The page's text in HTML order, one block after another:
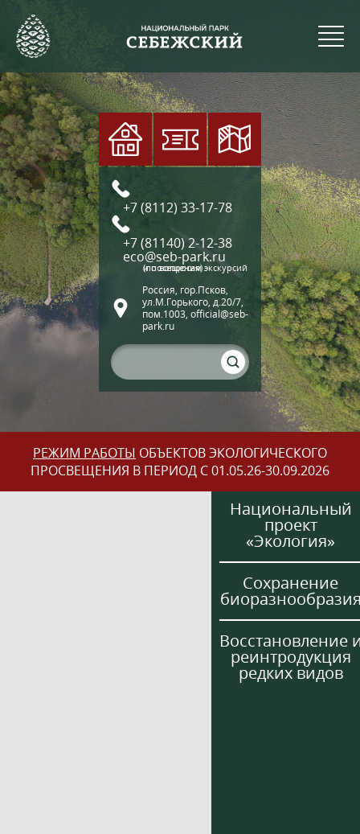
+7 (8112) 33-17-78
+7 (81140) 2-12-38
eco@seb-park.ru
(по вопросам экскурсий и посещения)
Россия, гор.Псков,
ул.М.Горького, д.20/7,
пом.1003, official@seb-
park.ru
РЕЖИМ РАБОТЫ ОБЪЕКТОВ ЭКОЛОГИЧЕСКОГО
ПРОСВЕЩЕНИЯ В ПЕРИОД С 01.05.26-30.09.2026
Национальный
проект
«Экология»
Сохранение
Восстановление
реинтродукция
редких видов